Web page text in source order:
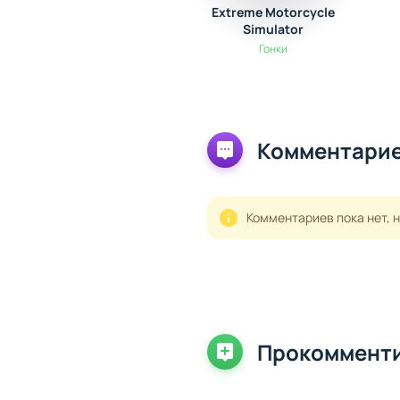
Extreme Motorcycle
Simulator
Гонки
Комментариев пока нет,